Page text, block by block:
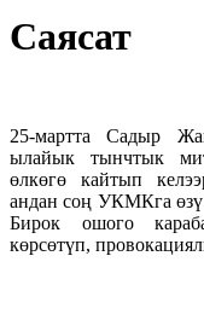
Саясат
25-мартта Садыр
ылайык тынчтык
өлкөгө кайтып
андан соң УКМКга өзү
Бирок ошого
көрсөтүп,